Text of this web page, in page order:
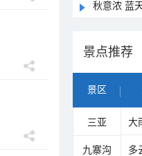
秋意浓 蓝
景点推荐
景区
三亚 大
九寨沟 多